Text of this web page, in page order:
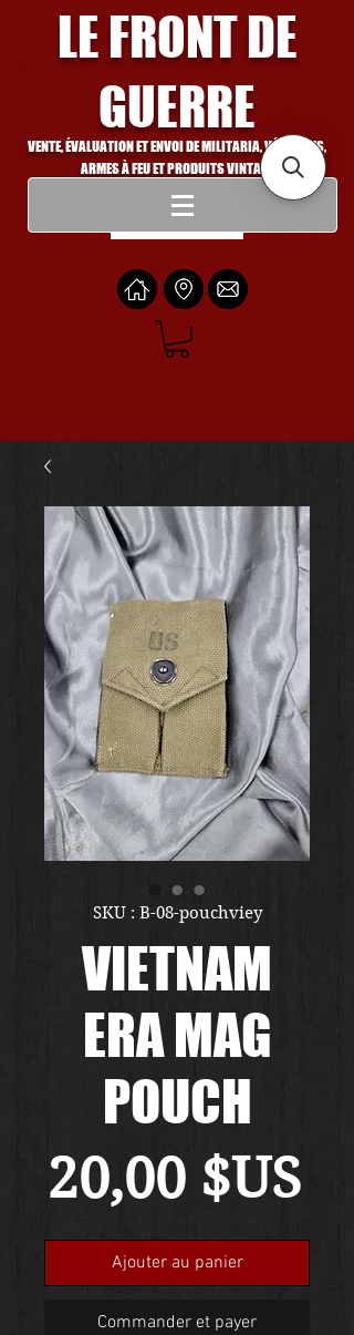
LE FRONT DE
GUERRE
VENTE, ÉVALUATION ET ENVOI DE MILITARIA, VÉHICULES,
ARMES À FEU ET PRODUITS VINTAGE
Se connecter
SKU : B-08-pouchviey
VIETNAM
ERA MAG
POUCH
20,00 $US
Ajouter au panier
Commander et payer